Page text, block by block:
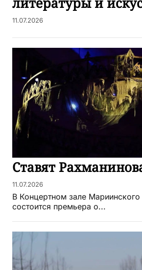
11.07.2026
Ставят
11.07.2026
В Концертном зале Мариинского
состоится премьера о...